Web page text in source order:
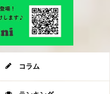
コラム